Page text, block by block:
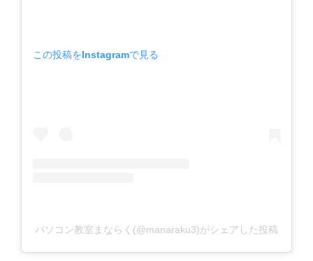
この投稿をInstagramで見る
パソコン教室まならく(@manaraku3)がシェアした投稿